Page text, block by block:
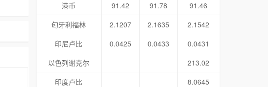
港币
91.42 91.78
91.46
匈牙利福林
2.1207 2.1635
2.1542
印尼卢比
0.0425 0.0433
0.0431
以色列谢克尔
213.02
印度卢比
8.0645